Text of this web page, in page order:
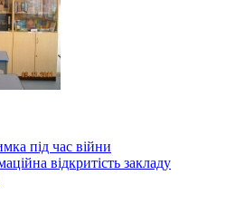
під час війни
відкритість закладу